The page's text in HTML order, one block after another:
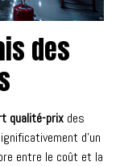
des
qualité-prixdes
d’un
entre le coût et la